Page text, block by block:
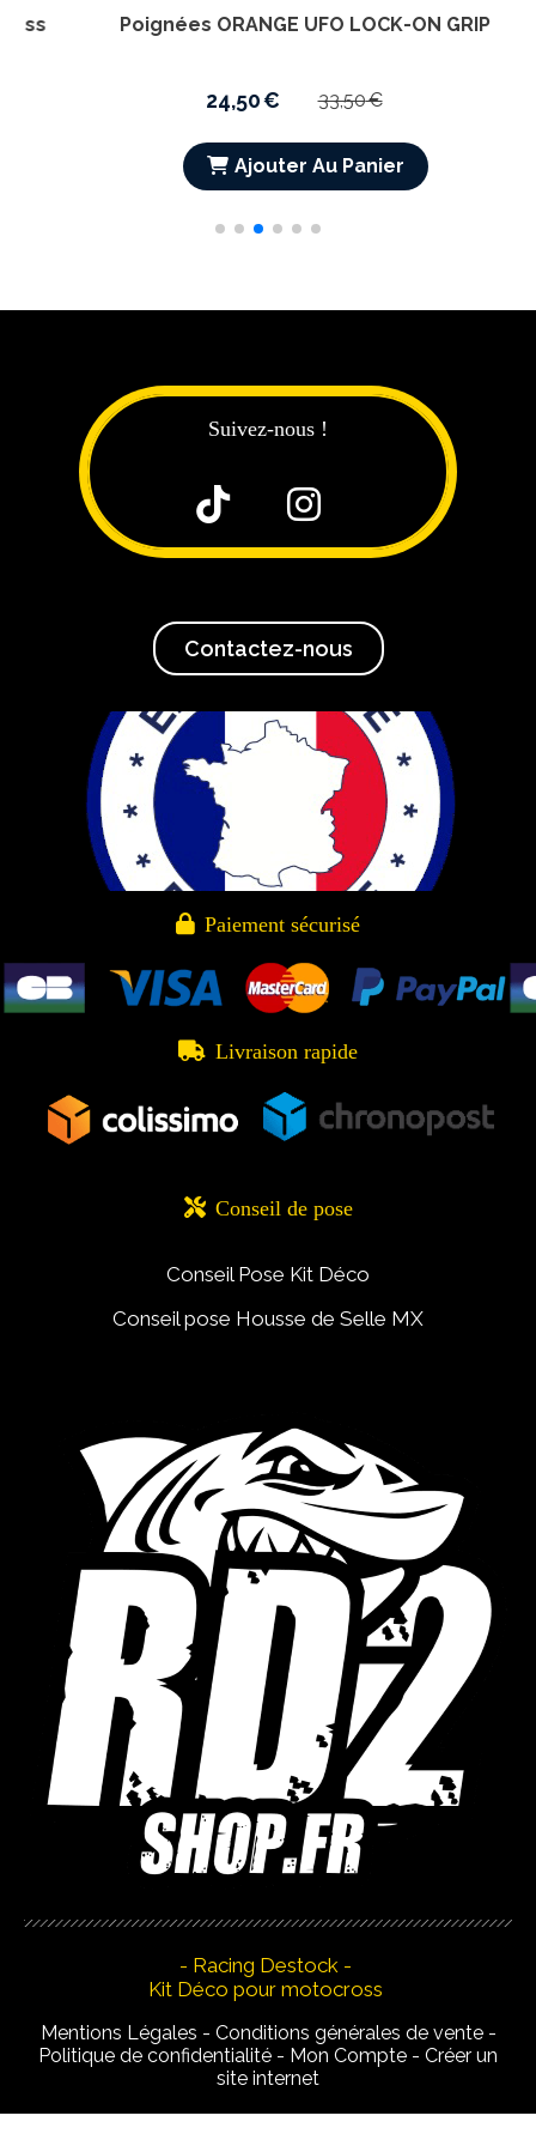
Ajouter Au Panier
Suivez-nous !
 
Contactez-nous
 Paiement sécurisé
 Livraison rapide
 Conseil de pose
Conseil Pose Kit Déco
Conseil pose Housse de Selle MX
- Racing Destock -
Kit Déco pour motocross
Mentions Légales
Conditions générales de vente
Politique de confidentialité
Mon Compte
Créer un
site internet